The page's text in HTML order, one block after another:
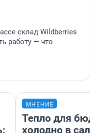
склад Wildberries
работу — что
МНЕНИЕ
Тепло для
холодно в